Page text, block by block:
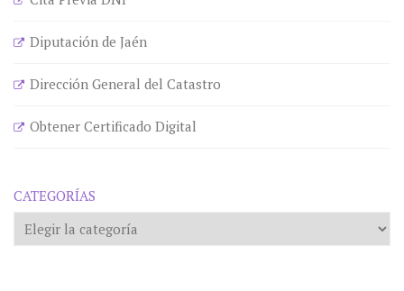
Diputación de Jaén
Dirección General del Catastro
Obtener Certificado Digital
CATEGORÍAS
Categorías